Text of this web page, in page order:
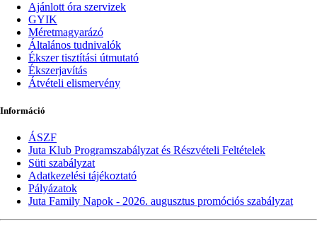
Ajánlott óra szervizek
GYIK
Méretmagyarázó
Általános tudnivalók
Ékszer tisztítási útmutató
Ékszerjavítás
Átvételi elismervény
Információ
ÁSZF
Juta Klub Programszabályzat és Részvételi Feltételek
Süti szabályzat
Adatkezelési tájékoztató
Pályázatok
Juta Family Napok - 2026. augusztus promóciós szabályzat